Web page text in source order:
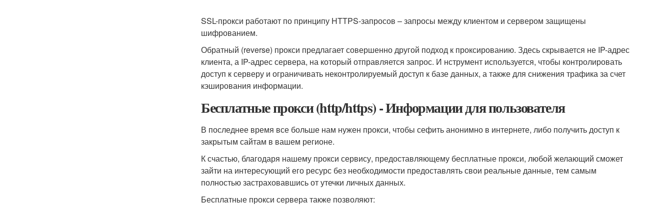
SSL-прокси работают по принципу HTTPS-запросов – запросы между клиентом и сервером защищены
шифрованием.
Обратный (reverse) прокси предлагает совершенно другой подход к проксированию. Здесь скрывается не IP-адрес
клиента, а IP-адрес сервера, на который отправляется запрос. И нструмент используется, чтобы контролировать
доступ к серверу и ограничивать неконтролируемый доступ к базе данных, а также для снижения трафика за счет
кэширования информации.
Бесплатные прокси (http/https) - Информации для пользователя
В последнее время все больше нам нужен прокси, чтобы сефить анонимно в интернете, либо получить доступ к
закрытым сайтам в вашем регионе.
К счастью, благодаря нашему прокси сервису, предоставляющему бесплатные прокси, любой желающий сможет
зайти на интересующий его ресурс без необходимости предоставлять свои реальные данные, тем самым
полностью застраховавшись от утечки личных данных.
Бесплатные прокси сервера также позволяют: